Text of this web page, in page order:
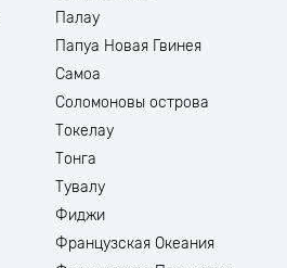
Палау
Папуа Новая Гвинея
Самоа
Соломоновы острова
Токелау
Тонга
Тувалу
Фиджи
Французская Океания